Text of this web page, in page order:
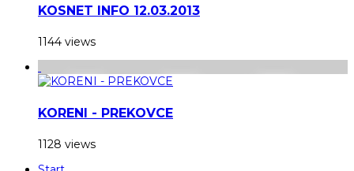
KOSNET INFO 12.03.2013
1144 views
KORENI - PREKOVCE
1128 views